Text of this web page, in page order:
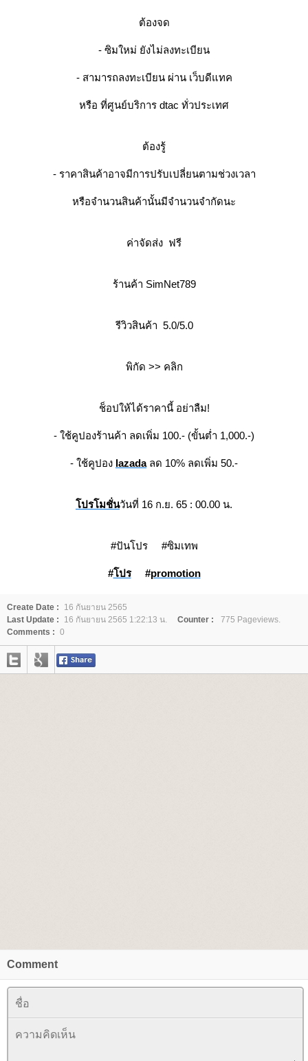
ต้องจด
- ซิมใหม่ ยังไม่ลงทะเบียน
- สามารถลงทะเบียน ผ่าน เว็บดีแทค
หรือ ที่ศูนย์บริการ dtac ทั่วประเทศ
ต้องรู้
- ราคาสินค้าอาจมีการปรับเปลี่ยนตามช่วงเวลา
หรือจำนวนสินค้านั้นมีจำนวนจำกัดนะ
ค่าจัดส่ง ฟรี
ร้านค้า SimNet789
รีวิวสินค้า 5.0/5.0
พิกัด >> คลิก
ช็อปให้ได้ราคานี้ อย่าลืม!
- ใช้คูปองร้านค้า ลดเพิ่ม 100.- (ขั้นต่ำ 1,000.-)
- ใช้คูปอง lazadaลด 10% ลดเพิ่ม 50.-
ปรโมชั่นวันที่ 16 ก.ย. 65 : 00.00 น.
#ปันโปร #ซิมเทพ
#ปร #promotion
Create Date :
16 กันยายน 2565
Last Update :
16 กันยายน 2565 1:22:13 น. Counter :
775 Pageviews.
Comments : 0
Comment